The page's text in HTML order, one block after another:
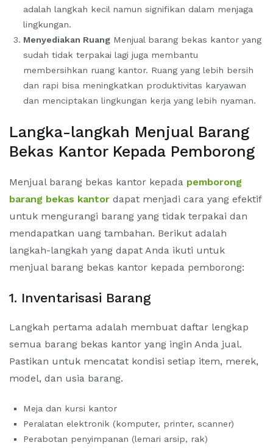
adalah langkah kecil namun signifikan dalam menjaga
lingkungan.
Menyediakan Ruang Menjual barang bekas kantor yang
sudah tidak terpakai lagi juga membantu
membersihkan ruang kantor. Ruang yang lebih bersih
dan rapi bisa meningkatkan produktivitas karyawan
dan menciptakan lingkungan kerja yang lebih nyaman.
Langka-langkah Menjual Barang
Bekas Kantor Kepada Pemborong
Menjual barang bekas kantor kepada pemborong
barang bekas kantor dapat menjadi cara yang efektif
untuk mengurangi barang yang tidak terpakai dan
mendapatkan uang tambahan. Berikut adalah
langkah-langkah yang dapat Anda ikuti untuk
menjual barang bekas kantor kepada pemborong:
1. Inventarisasi Barang
Langkah pertama adalah membuat daftar lengkap
semua barang bekas kantor yang ingin Anda jual.
Pastikan untuk mencatat kondisi setiap item, merek,
model, dan usia barang.
Meja dan kursi kantor
Peralatan elektronik (komputer, printer, scanner)
Perabotan penyimpanan (lemari arsip, rak)